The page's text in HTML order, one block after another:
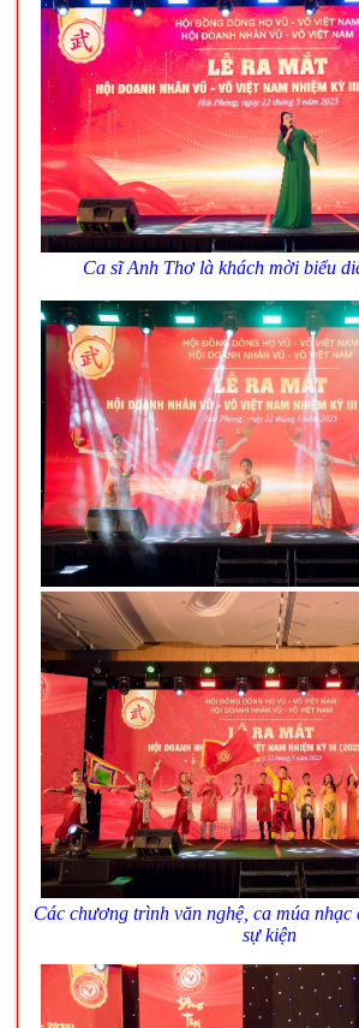
Ca sĩ Anh Thơ là khách mời biểu
Các chương trình văn nghệ, ca múa nhạc
sự kiện